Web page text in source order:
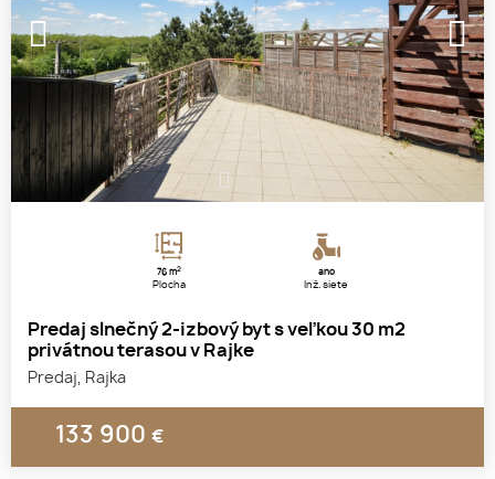
76 m2
Plocha
áno
Inž. siete
Predaj slnečný 2-izbový byt s veľkou 30 m2
privátnou terasou v Rajke
Predaj, Rajka
133 900 €